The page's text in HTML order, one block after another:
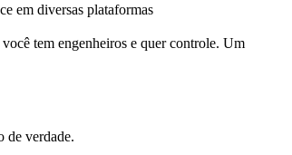
em diversas plataformas
tem engenheiros e quer controle. Um
de verdade.